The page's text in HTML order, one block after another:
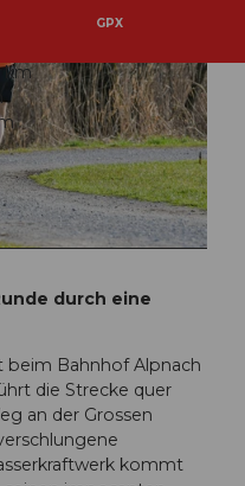
GPX
km
durch eine
beim Bahnhof Alpnach
die Strecke quer
an der Grossen
kommt